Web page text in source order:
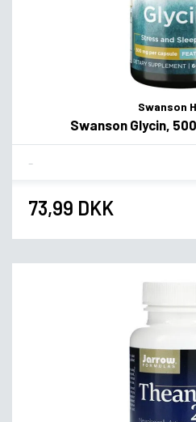
Swanson
Swanson Glycin,
73,99 DKK